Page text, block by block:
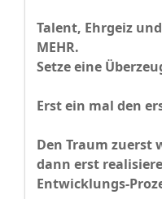
Talent, Ehrgeiz
MEHR.
Setze eine
Erst ein mal den
Den Traum zuerst
dann erst
Entwicklungs-